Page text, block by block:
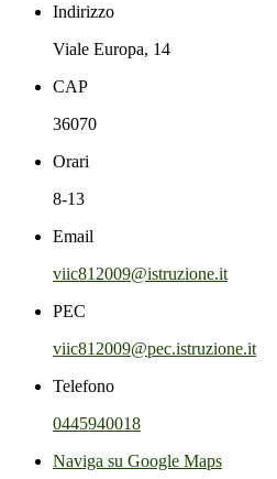
Indirizzo
Viale Europa, 14
CAP
36070
Orari
8-13
Email
viic812009@istruzione.it
PEC
viic812009@pec.istruzione.it
Telefono
0445940018
Naviga su Google Maps